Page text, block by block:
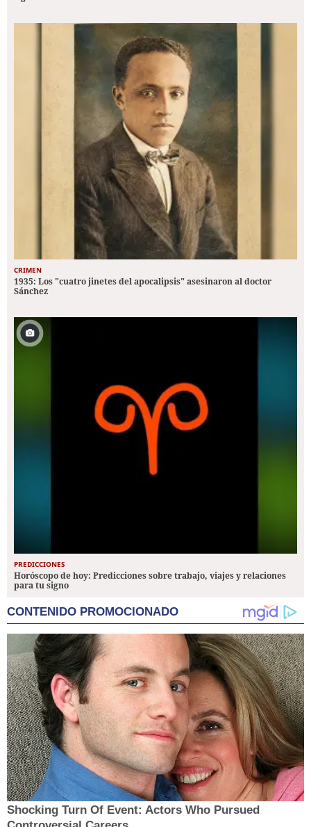
CRIMEN
1935: Los "cuatro jinetes del apocalipsis" asesinaron al doctor
Sánchez
PREDICCIONES
Horóscopo de hoy: Predicciones sobre trabajo, viajes y relaciones
para tu signo
CONTENIDO PROMOCIONADO
Shocking Turn Of Event: Actors Who Pursued